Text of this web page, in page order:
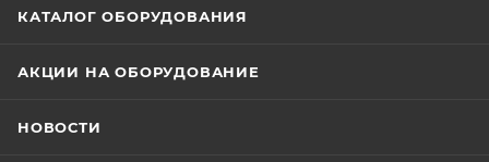
КАТАЛОГ ОБОРУДОВАНИЯ
АКЦИИ НА ОБОРУДОВАНИЕ
НОВОСТИ